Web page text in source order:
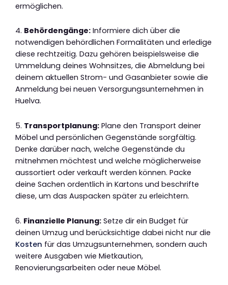
ermöglichen.
4. Behördengänge: Informiere dich über die
notwendigen behördlichen Formalitäten und erledige
diese rechtzeitig. Dazu gehören beispielsweise die
Ummeldung deines Wohnsitzes, die Abmeldung bei
deinem aktuellen Strom- und Gasanbieter sowie die
Anmeldung bei neuen Versorgungsunternehmen in
Huelva.
5. Transportplanung: Plane den Transport deiner
Möbel und persönlichen Gegenstände sorgfältig.
Denke darüber nach, welche Gegenstände du
mitnehmen möchtest und welche möglicherweise
aussortiert oder verkauft werden können. Packe
deine Sachen ordentlich in Kartons und beschrifte
diese, um das Auspacken später zu erleichtern.
6. Finanzielle Planung: Setze dir ein Budget für
deinen Umzug und berücksichtige dabei nicht nur die
Kosten für das Umzugsunternehmen, sondern auch
weitere Ausgaben wie Mietkaution,
Renovierungsarbeiten oder neue Möbel.